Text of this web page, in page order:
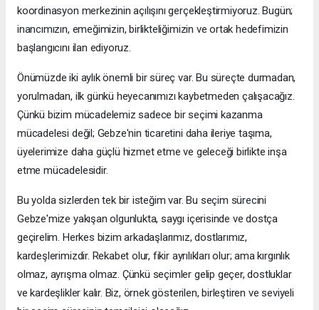
koordinasyon merkezinin açılışını gerçekleştirmiyoruz. Bugün;
inancımızın, emeğimizin, birlikteliğimizin ve ortak hedefimizin
başlangıcını ilan ediyoruz.
Önümüzde iki aylık önemli bir süreç var. Bu süreçte durmadan,
yorulmadan, ilk günkü heyecanımızı kaybetmeden çalışacağız.
Çünkü bizim mücadelemiz sadece bir seçimi kazanma
mücadelesi değil; Gebze'nin ticaretini daha ileriye taşıma,
üyelerimize daha güçlü hizmet etme ve geleceği birlikte inşa
etme mücadelesidir.
Bu yolda sizlerden tek bir isteğim var. Bu seçim sürecini
Gebze'mize yakışan olgunlukta, saygı içerisinde ve dostça
geçirelim. Herkes bizim arkadaşlarımız, dostlarımız,
kardeşlerimizdir. Rekabet olur, fikir ayrılıkları olur; ama kırgınlık
olmaz, ayrışma olmaz. Çünkü seçimler gelip geçer, dostluklar
ve kardeşlikler kalır. Biz, örnek gösterilen, birleştiren ve seviyeli